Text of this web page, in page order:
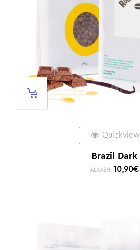
Quickview
Brazil Dark
ALKAEN: 10,90€